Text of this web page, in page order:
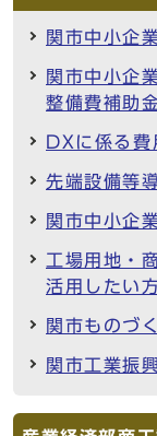
関市中小企
関市中小企
整備費補助
DXに係る費
先端設備等
関市中小企
工場用地・
活用したい
関市ものづ
関市工業振